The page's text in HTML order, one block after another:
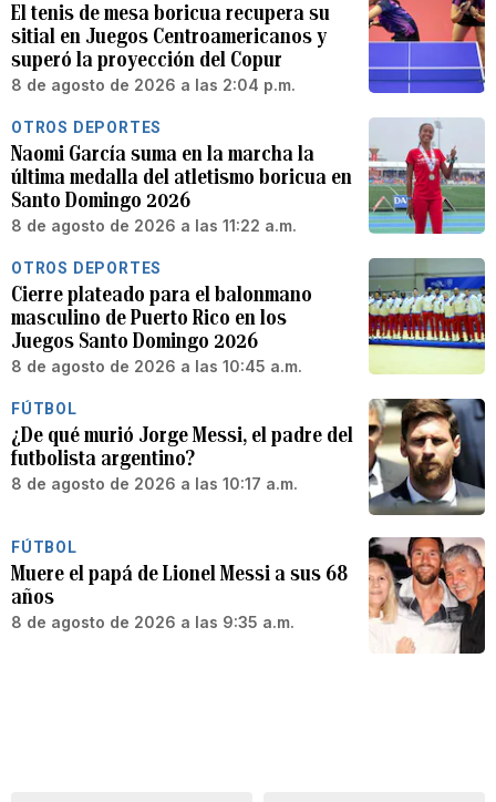
El tenis de mesa boricua recupera su
sitial en Juegos Centroamericanos y
superó la proyección del Copur
8 de agosto de 2026 a las 2:04 p.m.
OTROS DEPORTES
Naomi García suma en la marcha la
última medalla del atletismo boricua en
Santo Domingo 2026
8 de agosto de 2026 a las 11:22 a.m.
OTROS DEPORTES
Cierre plateado para el balonmano
masculino de Puerto Rico en los
Juegos Santo Domingo 2026
8 de agosto de 2026 a las 10:45 a.m.
FÚTBOL
¿De qué murió Jorge Messi, el padre del
futbolista argentino?
8 de agosto de 2026 a las 10:17 a.m.
FÚTBOL
Muere el papá de Lionel Messi a sus 68
años
8 de agosto de 2026 a las 9:35 a.m.